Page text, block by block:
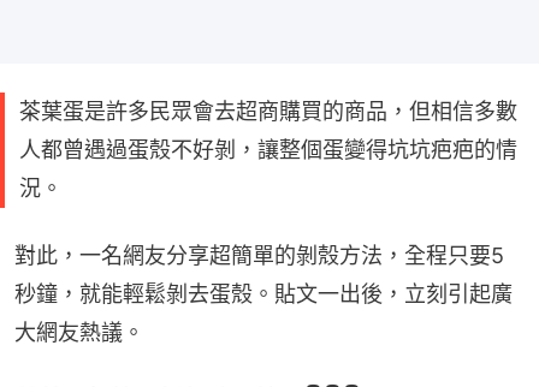
茶葉蛋是許多民眾會去超商購買的商品，但相信多數
人都曾遇過蛋殼不好剝，讓整個蛋變得坑坑疤疤的情
況。
對此，一名網友分享超簡單的剝殼方法，全程只要5
秒鐘，就能輕鬆剝去蛋殼。貼文一出後，立刻引起廣
大網友熱議。